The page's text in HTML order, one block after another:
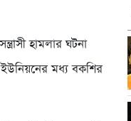
হামলার ঘটনা
মধ্য বকশির